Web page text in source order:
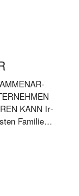
KANN Ir­
Fa­mi­li­en­